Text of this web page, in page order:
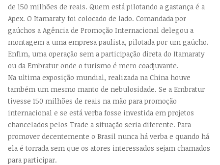
de 150 milhões de reais. Quem está pilotando a gastança é a
Apex. O Itamaraty foi colocado de lado. Comandada por
gaúchos a Agência de Promoção Internacional delegou a
montagem a uma empresa paulista, pilotada por um gaúcho.
Enfim, uma operação sem a participação direta do Itamaraty
ou da Embratur onde o turismo é mero coadjuvante.
Na ultima exposição mundial, realizada na China houve
também um mesmo manto de nebulosidade. Se a Embratur
tivesse 150 milhões de reais na mão para promoção
internacional e se está verba fosse investida em projetos
chancelados pelos Trade a situação seria diferente. Para
promover decentemente o Brasil nunca há verba e quando há
ela é torrada sem que os atores interessados sejam chamados
para participar.